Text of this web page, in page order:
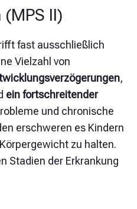
II)
fast ausschließlich
Vielzahl von
,
ein fortschreitender
und chronische
erschweren es Kindern
zu halten.
Stadien der Erkrankung